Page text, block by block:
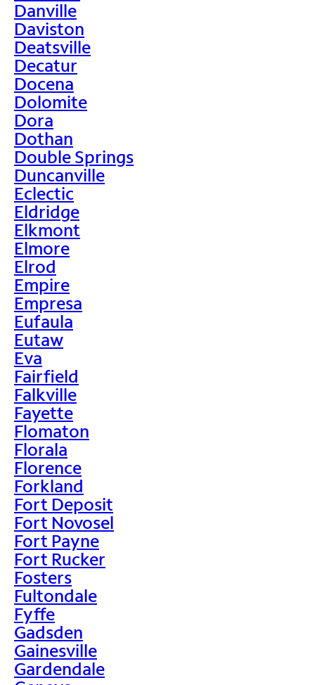
Danville
Daviston
Deatsville
Decatur
Docena
Dolomite
Dora
Dothan
Double Springs
Duncanville
Eclectic
Eldridge
Elkmont
Elmore
Elrod
Empire
Empresa
Eufaula
Eutaw
Eva
Fairfield
Falkville
Fayette
Flomaton
Florala
Florence
Forkland
Fort Deposit
Fort Novosel
Fort Payne
Fort Rucker
Fosters
Fultondale
Fyffe
Gadsden
Gainesville
Gardendale